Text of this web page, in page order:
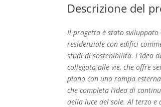
Descrizione del
Il progetto è stato
residenziale con edifici
studi di sostenibilità. L’idea
collegata alle vie, che offre
piano con una rampa
che completa l’idea di
della luce del sole. Al terzo